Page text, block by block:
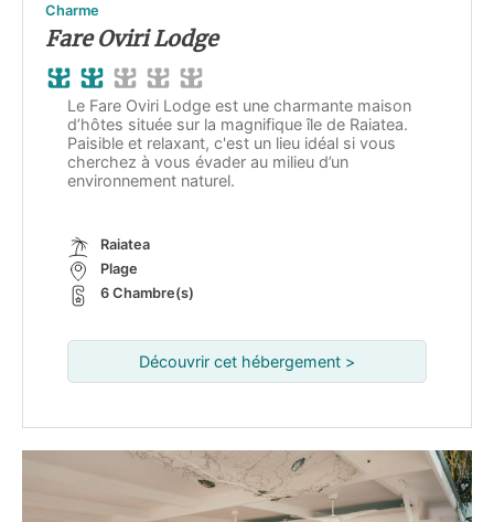
Charme
Fare Oviri Lodge
Le Fare Oviri Lodge est une charmante maison
d’hôtes située sur la magnifique île de Raiatea.
Paisible et relaxant, c'est un lieu idéal si vous
cherchez à vous évader au milieu d’un
environnement naturel.
Raiatea
Plage
6 Chambre(s)
Découvrir cet hébergement >